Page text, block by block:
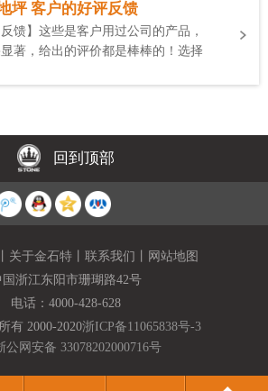
坪 客户的好评反馈
反馈】这些是客户用过公司的产品，
著，给出的评价都是棒棒的！选择
回到顶部
关于金石特 联系我们
网站地图
国浙江东阳市珊瑚路42号
电话： 4000-428-628
有 2000-2020浙ICP备11065838号-3
公网安备 33078202000716号